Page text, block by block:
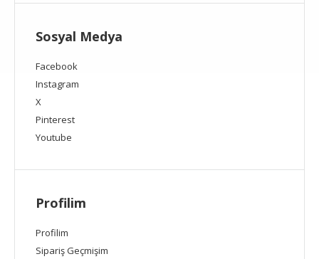
Sosyal Medya
Facebook
Instagram
X
Pinterest
Youtube
Profilim
Profilim
Sipariş Geçmişim